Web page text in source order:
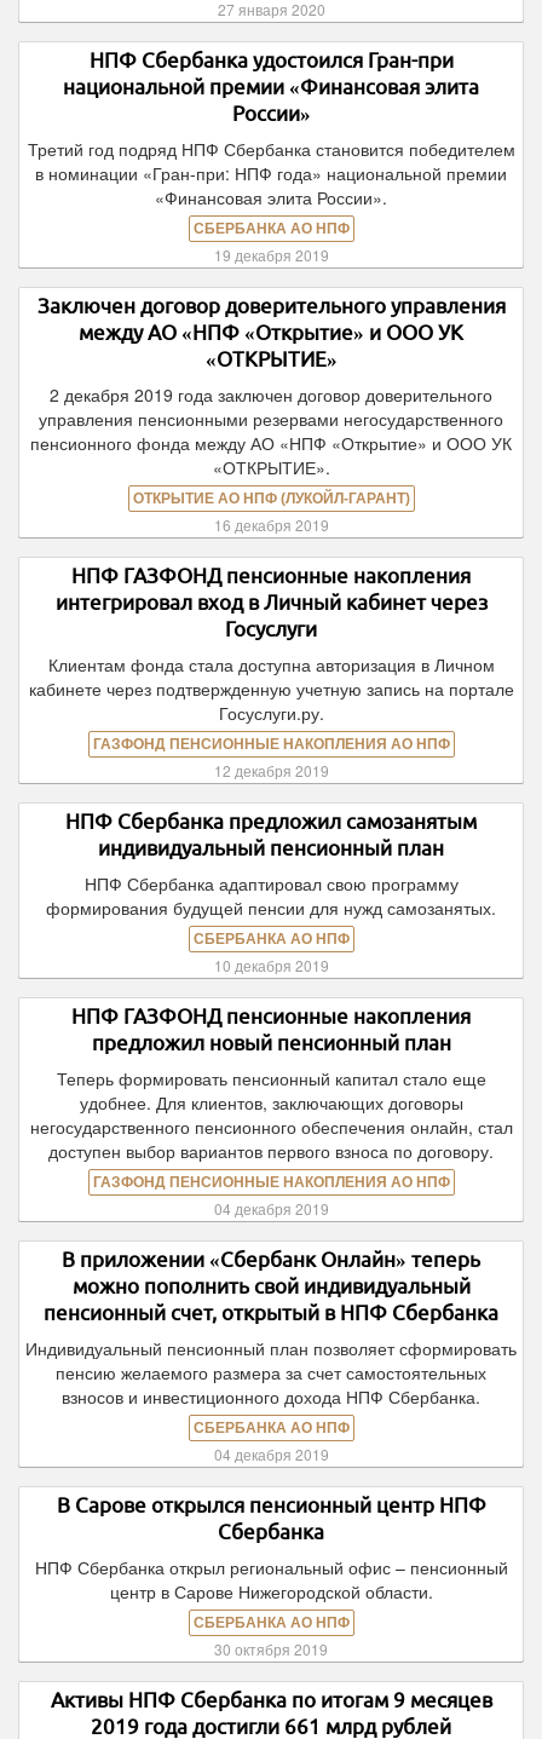
27 января 2020
НПФ Сбербанка удостоился Гран-при
национальной премии «Финансовая элита
России»
Третий год подряд НПФ Сбербанка становится победителем
в номинации «Гран-при: НПФ года» национальной премии
«Финансовая элита России».
СБЕРБАНКА АО НПФ
19 декабря 2019
Заключен договор доверительного управления
между АО «НПФ «Открытие» и ООО УК
«ОТКРЫТИЕ»
2 декабря 2019 года заключен договор доверительного
управления пенсионными резервами негосударственного
пенсионного фонда между АО «НПФ «Открытие» и ООО УК
«ОТКРЫТИЕ».
ОТКРЫТИЕ АО НПФ (ЛУКОЙЛ-ГАРАНТ)
16 декабря 2019
НПФ ГАЗФОНД пенсионные накопления
интегрировал вход в Личный кабинет через
Госуслуги
Клиентам фонда стала доступна авторизация в Личном
кабинете через подтвержденную учетную запись на портале
Госуслуги.ру.
ГАЗФОНД ПЕНСИОННЫЕ НАКОПЛЕНИЯ АО НПФ
12 декабря 2019
НПФ Сбербанка предложил самозанятым
индивидуальный пенсионный план
НПФ Сбербанка адаптировал свою программу
формирования будущей пенсии для нужд самозанятых.
СБЕРБАНКА АО НПФ
10 декабря 2019
НПФ ГАЗФОНД пенсионные накопления
предложил новый пенсионный план
Теперь формировать пенсионный капитал стало еще
удобнее. Для клиентов, заключающих договоры
негосударственного пенсионного обеспечения онлайн, стал
доступен выбор вариантов первого взноса по договору.
ГАЗФОНД ПЕНСИОННЫЕ НАКОПЛЕНИЯ АО НПФ
04 декабря 2019
В приложении «Сбербанк Онлайн» теперь
можно пополнить свой индивидуальный
пенсионный счет, открытый в НПФ Сбербанка
Индивидуальный пенсионный план позволяет сформировать
пенсию желаемого размера за счет самостоятельных
взносов и инвестиционного дохода НПФ Сбербанка.
СБЕРБАНКА АО НПФ
04 декабря 2019
В Сарове открылся пенсионный центр НПФ
Сбербанка
НПФ Сбербанка открыл региональный офис – пенсионный
центр в Сарове Нижегородской области.
СБЕРБАНКА АО НПФ
30 октября 2019
Активы НПФ Сбербанка по итогам 9 месяцев
2019 года достигли 661 млрд рублей